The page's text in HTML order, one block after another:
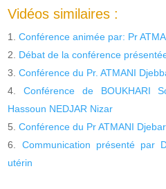
Vidéos similaires :
Conférence animée par: Pr
Débat de la conférence
Conférence du Pr. ATMANI
Conférence de BOUKHARI
Hassoun NEDJAR Nizar
Conférence du Pr ATMANI
Communication présenté par
utérin